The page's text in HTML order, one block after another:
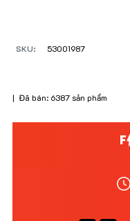
SKU: 53001987
| Đã bán: 6387 sản phẩm